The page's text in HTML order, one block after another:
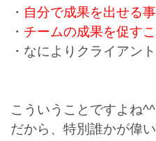
・ 自分で成果を出せる事
・ チームの成果を促す
・なによりクライアン
こういうことですよね^^
だから、特別誰かが偉